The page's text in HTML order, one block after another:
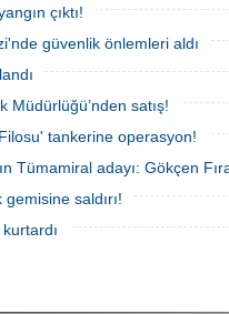
çıktı!
güvenlik önlemleri aldı
Müdürlüğü’nden satış!
tankerine operasyon!
Tümamiral adayı: Gökçen
saldırı!